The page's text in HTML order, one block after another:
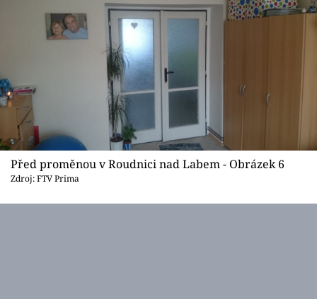
Před proměnou v Roudnici nad Labem - Obrázek 6
Zdroj: FTV Prima